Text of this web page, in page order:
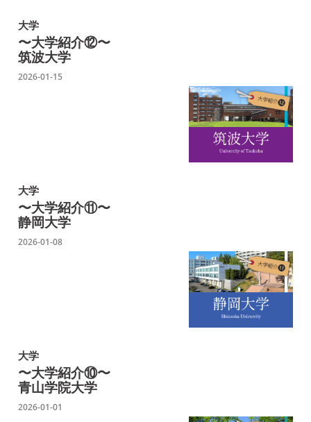
大学
〜大学紹介⑫〜
筑波大学
2026-01-15
大学
〜大学紹介⑪〜
静岡大学
2026-01-08
大学
〜大学紹介⑩〜
青山学院大学
2026-01-01